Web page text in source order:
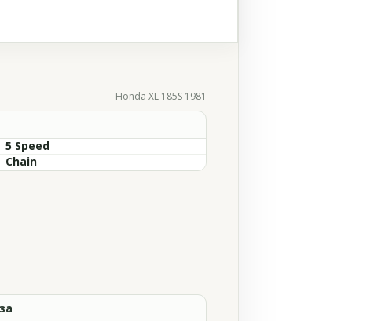
Honda XL 185S 1981
5 Speed
Chain